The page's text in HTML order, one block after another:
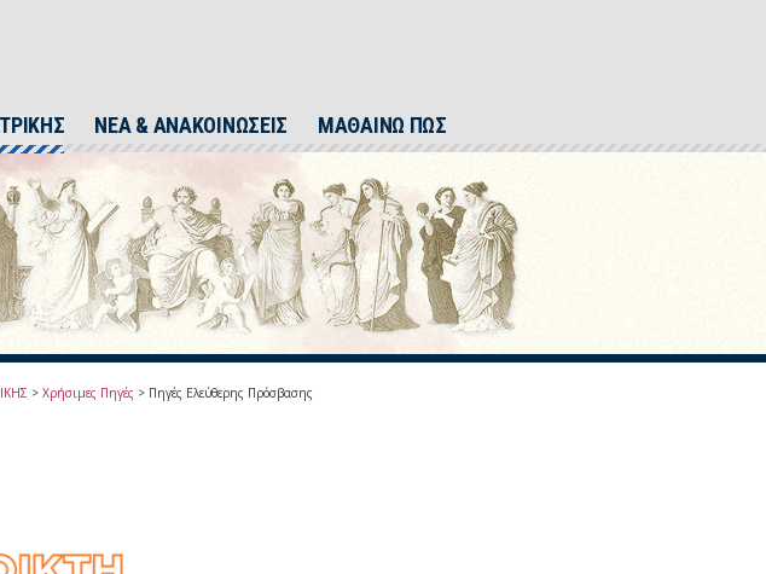
ΝΕΑ & ΑΝΑΚΟΙΝΩΣΕΙΣ ΜΑΘΑΙΝΩ ΠΩΣ
> Χρήσιμες Πηγές > Πηγές Ελεύθερης Πρόσβασης